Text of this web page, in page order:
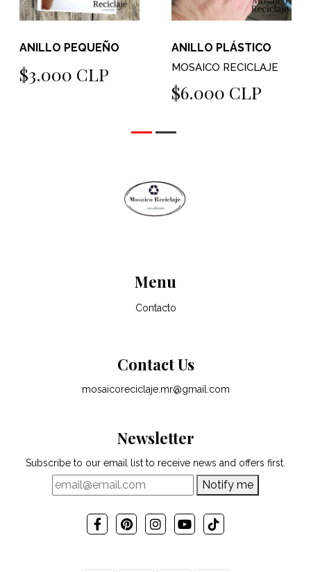
ANILLO PEQUEÑO
$3.000 CLP
ANILLO PLÁSTICO
MOSAICO RECICLAJE
$6.000 CLP
Menu
Contacto
Contact Us
mosaicoreciclaje.mr@gmail.com
Newsletter
Subscribe to our email list to receive news and offers first.
Notify me